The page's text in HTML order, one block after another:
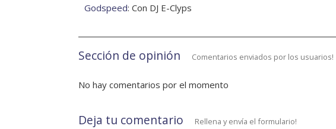
Godspeed: Con DJ E-Clyps
Sección de opinión Comentarios enviados por los usuarios!
No hay comentarios por el momento
Deja tu comentario Rellena y envía el formulario!